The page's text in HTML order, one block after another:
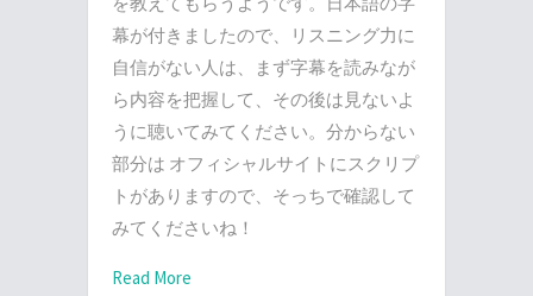
幕が付きましたので、リスニング力に
自信がない人は、まず字幕を読みなが
ら内容を把握して、その後は見ないよ
うに聴いてみてください。分からない
部分は オフィシャルサイトにスクリプ
トがありますので、そっちで確認して
みてくださいね！
Read More